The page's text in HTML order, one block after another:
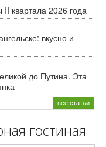
квартала 2026 года
вкусно и
до Путина. Эта
все статьи
гостиная